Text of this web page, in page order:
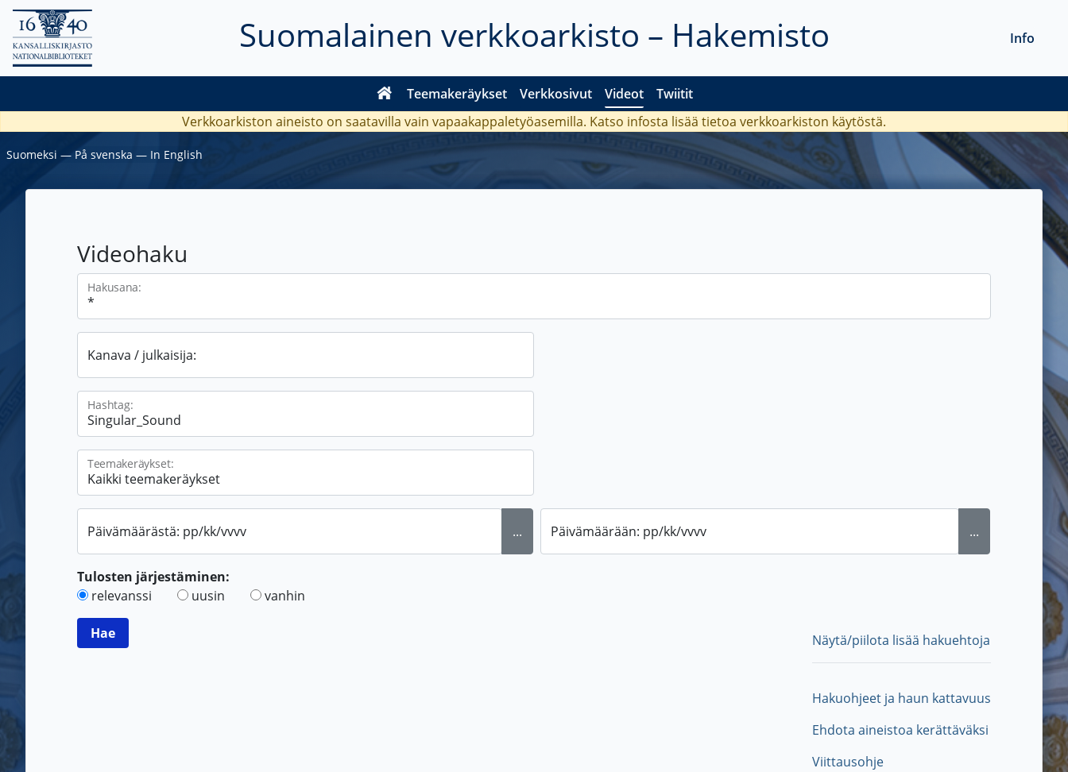
Suomalainen verkkoarkisto – Hakemisto
Teemakeräykset Verkkosivut Videot Twiitit
Info
Verkkoarkiston aineisto on saatavilla vain vapaakappaletyöasemilla. Katso infosta lisää tietoa verkkoarkiston käytöstä.
Suomeksi ― På svenska ― In English
Videohaku
Hakusana:
Kanava / julkaisija:
Hashtag:
Teemakeräykset:
Päivämäärästä: pp/kk/vvvv ... Päivämäärään: pp/kk/vvvv ...
Tulosten järjestäminen:
relevanssi
uusin vanhin
Näytä/piilota lisää hakuehtoja
Hakuohjeet ja haun kattavuus
Ehdota aineistoa kerättäväksi
Viittausohje